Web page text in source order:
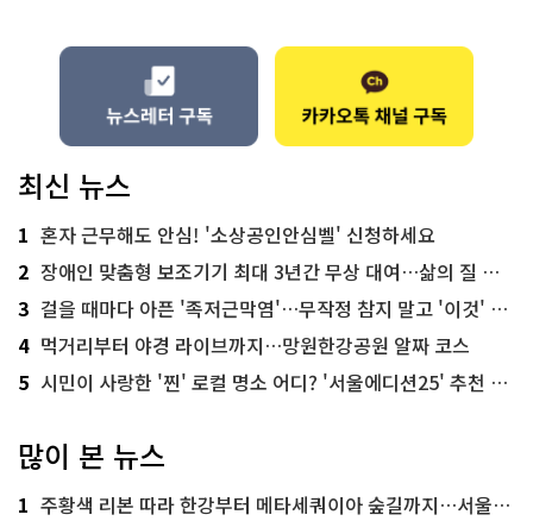
최신 뉴스
1 혼자 근무해도 안심! '소상공인안심벨' 신청하세요
2 장애인 맞춤형 보조기기 최대 3년간 무상 대여…삶의 질 높인다
3 걸을 때마다 아픈 '족저근막염'…무작정 참지 말고 '이것' 해보세요!
4 먹거리부터 야경 라이브까지…망원한강공원 알짜 코스
5 시민이 사랑한 '찐' 로컬 명소 어디? '서울에디션25' 추천 코스
많이 본 뉴스
1 주황색 리본 따라 한강부터 메타세쿼이아 숲길까지…서울둘레길 15코스